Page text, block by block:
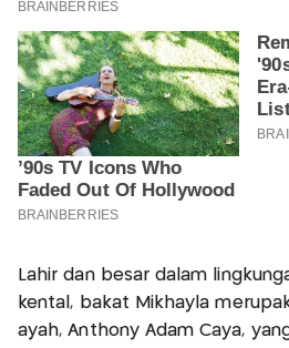
Lahir dan besar dalam
kental, bakat Mikhayla
ayah, Anthony Adam Caya,